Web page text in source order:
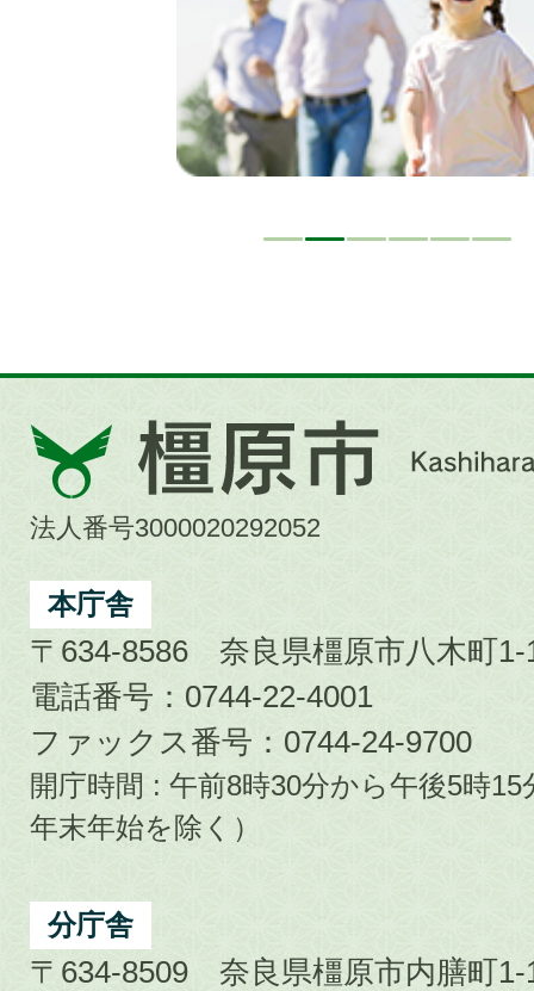
橿
原
市
City
法人番号3000020292052
本庁舎
〒634-8586 奈良県橿原市八木町1-
電話番号：0744-22-4001
ファックス番号：0744-24-9700
開庁時間 : 午前8時30分から午後5時
年末年始を除く）
分庁舎
〒634-8509 奈良県橿原市内膳町1-